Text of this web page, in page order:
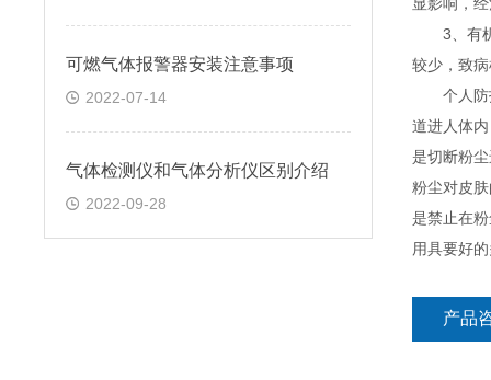
可燃气体报警器安装注意事项
2022-07-14
气体检测仪和气体分析仪区别介绍
2022-09-28
3、有机
较少，致
个人防护
道进人体
是切断粉
粉尘对皮
是禁止在
用具要好
产品